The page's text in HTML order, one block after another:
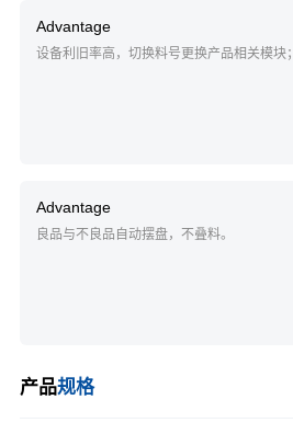
Advantage
设备利旧率高，切换料号更换产品相关模块；
Advantage
良品与不良品自动摆盘，不叠料。
产品规格